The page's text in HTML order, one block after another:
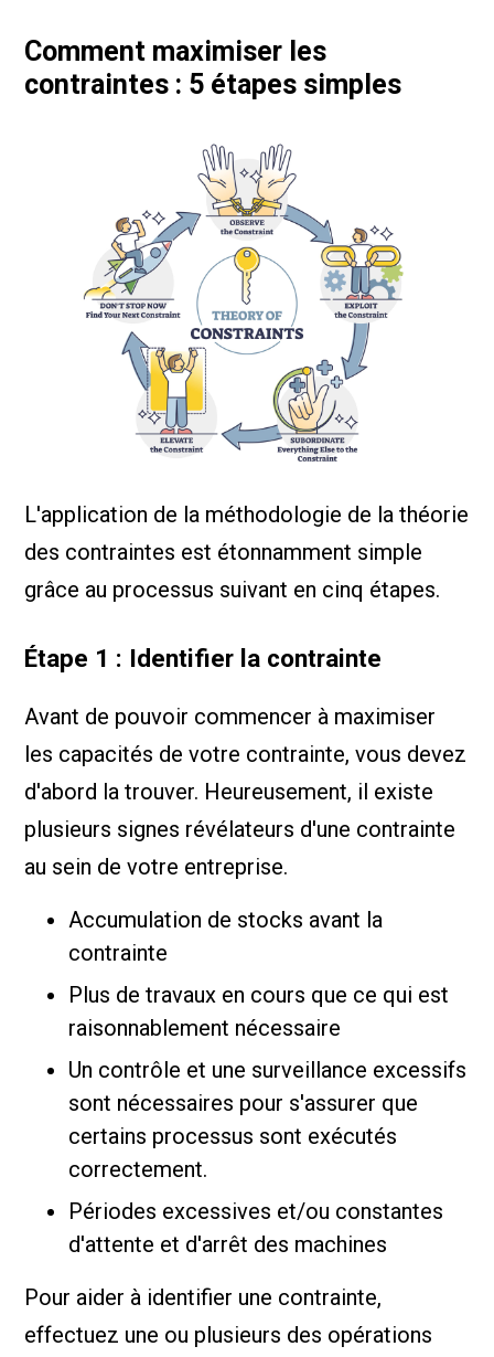
Comment maximiser les
contraintes : 5 étapes simples
L'application de la méthodologie de la théorie
des contraintes est étonnamment simple
grâce au processus suivant en cinq étapes.
Étape 1 : Identifier la contrainte
Avant de pouvoir commencer à maximiser
les capacités de votre contrainte, vous devez
d'abord la trouver. Heureusement, il existe
plusieurs signes révélateurs d'une contrainte
au sein de votre entreprise.
Accumulation de stocks avant la
contrainte
Plus de travaux en cours que ce qui est
raisonnablement nécessaire
Un contrôle et une surveillance excessifs
sont nécessaires pour s'assurer que
certains processus sont exécutés
correctement.
Périodes excessives et/ou constantes
d'attente et d'arrêt des machines
Pour aider à identifier une contrainte,
effectuez une ou plusieurs des opérations